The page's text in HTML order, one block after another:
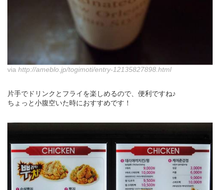
via http://ameblo.jp/togimoti/entry-12135827898.html
片手でドリンクとフライを楽しめるので、便利ですね♪
ちょっと小腹空いた時におすすめです！